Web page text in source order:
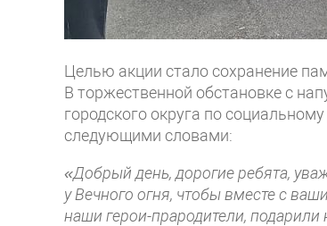
Целью акции стало сохранение
В торжественной обстановке с
городского округа по
следующими словами:
«Добрый день, дорогие ребята,
у Вечного огня, чтобы вместе с
наши герои-прародители,